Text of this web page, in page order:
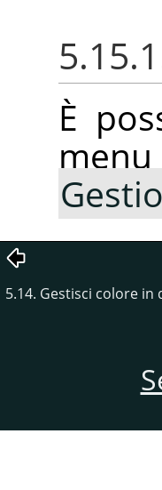
È
5.14. Gestisci colore in